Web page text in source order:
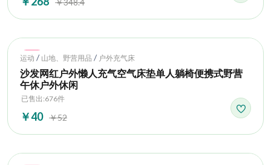
Hot
运动 / 山地、野营用品 / 户外充气床
沙发网红户外懒人充气空气床垫单人躺椅便携式野营
午休户外休闲
已售出:676件
￥40 ￥52